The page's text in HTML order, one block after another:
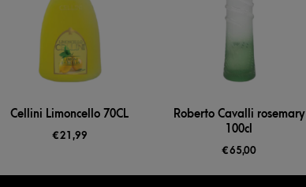
Cellini Limoncello 70CL
€21,99
Roberto Cavalli rosemary
100cl
€65,00